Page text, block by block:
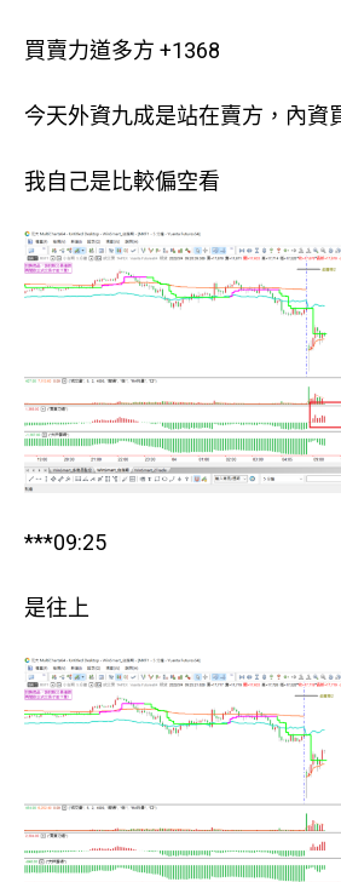
買賣力道多方 +1368
今天外資九成是站在賣方，內資
我自己是比較偏空看
***09:25
是往上